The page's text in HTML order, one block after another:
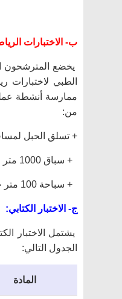
ب- الاختبارات
يخضع المترشحون
الطبي لاختبارات
ممارسة أنشطة
من:
+ تسلق الحبل لمسافة 12.50
+ سباق 1000 متر بالعداد؛
+ سباحة 100 متر حرة بالعداد.
ج- الاختبار الكتابي:
يشتمل الاختبار
الجدول التالي:
المادة